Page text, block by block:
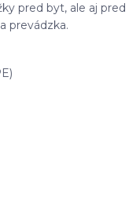
pred byt, ale aj pred
prevádzka.